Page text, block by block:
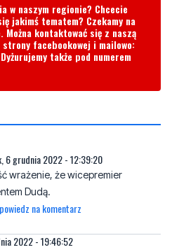
w naszym regionie? Chcecie
jakimś tematem? Czekamy na
Można kontaktować się z naszą
facebookowej i mailowo:
Dyżurujemy także pod numerem
6 grudnia 2022 - 12:39:20
wrażenie, że wicepremier
Dudą.
na komentarz
2022 - 19:46:52